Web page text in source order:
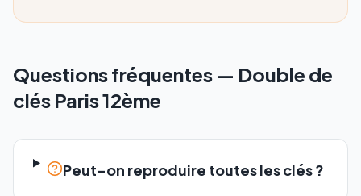
Questions fréquentes — Double de
clés Paris 12ème
Peut-on reproduire toutes les clés ?